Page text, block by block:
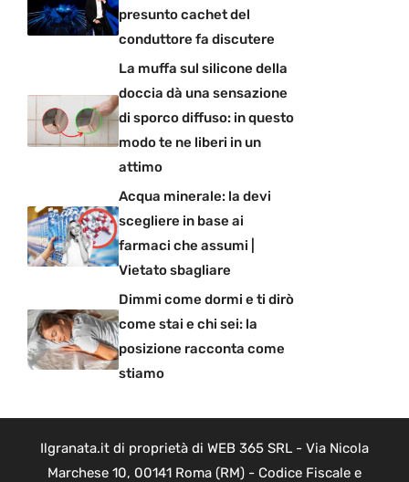
presunto cachet del
conduttore fa discutere
La muffa sul silicone della
doccia dà una sensazione
di sporco diffuso: in questo
modo te ne liberi in un
attimo
Acqua minerale: la devi
scegliere in base ai
farmaci che assumi |
Vietato sbagliare
Dimmi come dormi e ti dirò
come stai e chi sei: la
posizione racconta come
stiamo
Ilgranata.it di proprietà di WEB 365 SRL - Via Nicola
Marchese 10, 00141 Roma (RM) - Codice Fiscale e